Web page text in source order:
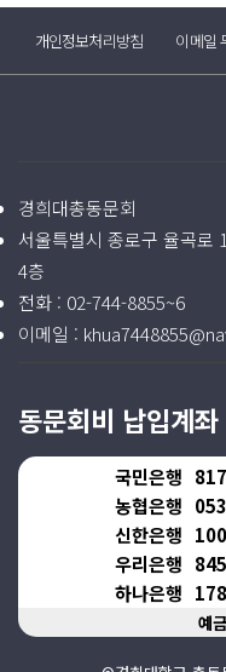
개인정보처리방침 이메일
경희대총동문회
서울특별시 종로구 율곡로
4층
전화 : 02-744-8855~6
이메일 :
동문회비 납입계
국민은행
농협은행
신한은행
우리은행
하나은행
예